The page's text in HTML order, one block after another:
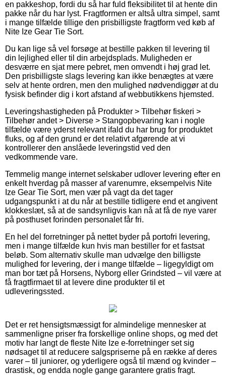
en pakkeshop, fordi du så har fuld fleksibilitet til at hente din
pakke når du har lyst. Fragtformen er altså ultra simpel, samt
i mange tilfælde tillige den prisbilligste fragtform ved køb af
Nite Ize Gear Tie Sort.
Du kan lige så vel forsøge at bestille pakken til levering til
din lejlighed eller til din arbejdsplads. Muligheden er
desværre en sjat mere pebret, men omvendt i høj grad let.
Den prisbilligste slags levering kan ikke benægtes at være
selv at hente ordren, men den mulighed nødvendiggør at du
fysisk befinder dig i kort afstand af webbutikkens hjemsted.
Leveringshastigheden på Produkter > Tilbehør fiskeri >
Tilbehør andet > Diverse > Stangopbevaring kan i nogle
tilfælde være yderst relevant ifald du har brug for produktet
fluks, og af den grund er det relativt afgørende at vi
kontrollerer den anslåede leveringstid ved den
vedkommende vare.
Temmelig mange internet selskaber udlover levering efter en
enkelt hverdag på masser af varenumre, eksempelvis Nite
Ize Gear Tie Sort, men vær på vagt da det tager
udgangspunkt i at du når at bestille tidligere end et angivent
klokkeslæt, så at de sandsynligvis kan nå at få de nye varer
på posthuset forinden personalet får fri.
En hel del forretninger på nettet byder på portofri levering,
men i mange tilfælde kun hvis man bestiller for et fastsat
beløb. Som alternativ skulle man udvælge den billigste
mulighed for levering, der i mange tilfælde – ligegyldigt om
man bor tæt på Horsens, Nyborg eller Grindsted – vil være at
få fragtfirmaet til at levere dine produkter til et
udleveringssted.
Det er ret hensigtsmæssigt for almindelige mennesker at
sammenligne priser fra forskellige online shops, og med det
motiv har langt de fleste Nite Ize e-forretninger set sig
nødsaget til at reducere salgspriserne på en række af deres
varer – til juniorer, og yderligere også til mænd og kvinder –
drastisk, og endda nogle gange garantere gratis fragt.